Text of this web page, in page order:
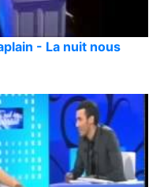
- La nuit nous